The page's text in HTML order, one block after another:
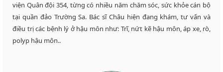
viện Quân đội 354, từng có nhiều năm chăm sóc, sức khỏe cán bộ
tại quần đảo Trường Sa. Bác sĩ Châu hiện đang khám, tư vấn và
điều trị các bệnh lý ở hậu môn như: Trĩ, nứt kẽ hậu môn, áp xe, rò,
polyp hậu môn..